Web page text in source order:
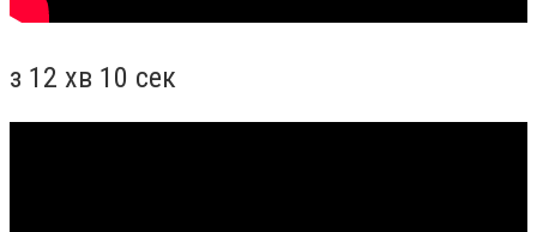
з 12 хв 10 сек